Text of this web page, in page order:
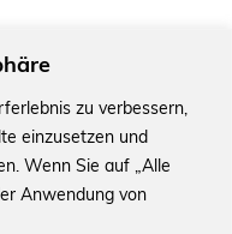
zu verbessern,
einzusetzen und
Wenn Sie auf „Alle
Anwendung von
Treffpunkt für
und der Region sowie
und